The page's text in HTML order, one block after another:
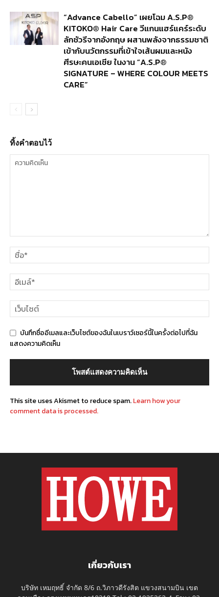
“Advance Cabello” เผยโฉม A.S.P®
KITOKO® Hair Care วีแกนแฮร์แคร์ระดับ
ลักชัวรีจากอังกฤษ ผสานพลังจากธรรมชาติ
เข้ากับนวัตกรรมที่เข้าใจเส้นผมและหนัง
ศีรษะคนเอเชีย ในงาน “A.S.P®
SIGNATURE – WHERE COLOUR MEETS
CARE”
ทิ้งคำตอบไว้
บันทึกชื่ออีเมลและเว็บไซต์ของฉันในเบราว์เซอร์นี้ในครั้งต่อไปที่ฉัน
แสดงความคิดเห็น
This site uses Akismet to reduce spam.Learn how your
comment data is processed.
เกี่ยวกับเรา
บริษัท เหมฤทธิ์ จำกัด 8/6 ถ.วิภาวดีรังสิต แขวงสนามบิน เขต